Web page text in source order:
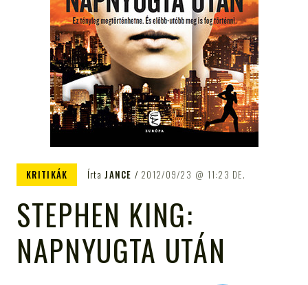
KRITIKÁK ÍrtaJANCE 2012/09/23 11:23 DE.
STEPHEN KING:
NAPNYUGTA UTÁN